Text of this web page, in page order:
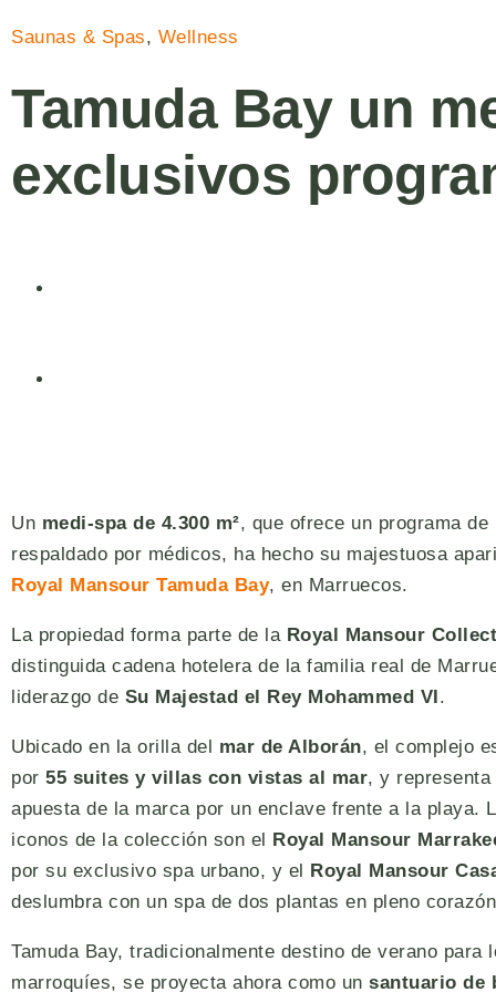
Saunas & Spas, Wellness
Tamuda Bay un
exclusivos
Un medi-spa de 4.300 m², que ofrece un programa de
respaldado por médicos, ha hecho su majestuosa
Royal Mansour Tamuda Bay, en Marruecos.
La propiedad forma parte de la Royal Mansour
distinguida cadena hotelera de la familia real de
liderazgo de Su Majestad el Rey Mohammed VI.
Ubicado en la orilla del mar de Alborán, el complejo
por 55 suites y villas con vistas al mar, y
apuesta de la marca por un enclave frente a la playa.
iconos de la colección son el Royal Mansour
por su exclusivo spa urbano, y el Royal Mansour
deslumbra con un spa de dos plantas en pleno
Tamuda Bay, tradicionalmente destino de verano para
marroquíes, se proyecta ahora como un santuario de